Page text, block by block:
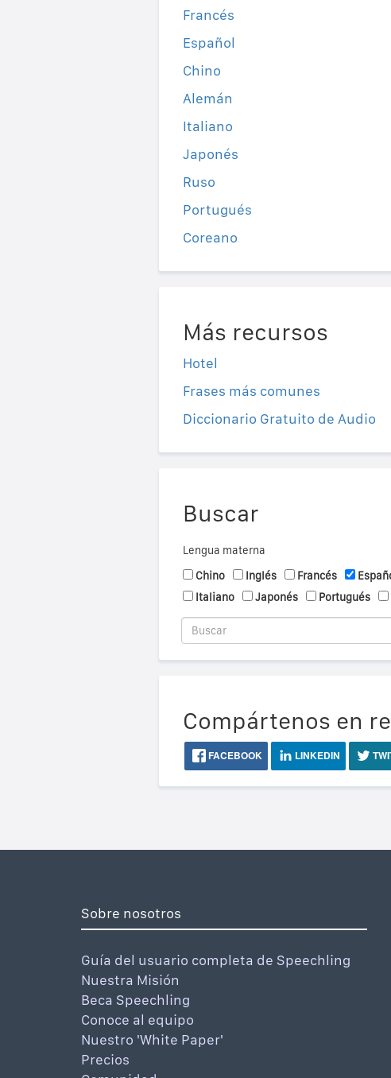
Francés
Español
Chino
Alemán
Italiano
Japonés
Ruso
Portugués
Coreano
Más recursos
Hotel
Frases más comunes
Diccionario Gratuito de Audio
Buscar
Lengua materna
Chino
Inglés Francés
Italiano
Japonés Portugués
Compártenos en
FACEBOOK LINKEDIN
Sobre nosotros
Guía del usuario completa de Speechling
Nuestra Misión
Beca Speechling
Conoce al equipo
Nuestro 'White Paper'
Precios